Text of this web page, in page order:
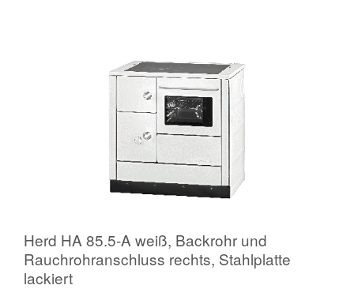
Herd HA 85.5-A weiß, Backrohr und
Rauchrohranschluss rechts, Stahlplatte
lackiert